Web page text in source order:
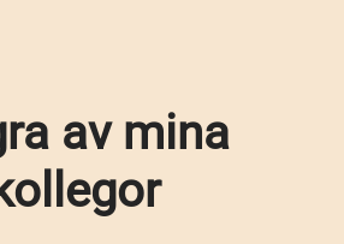
av mina
kollegor